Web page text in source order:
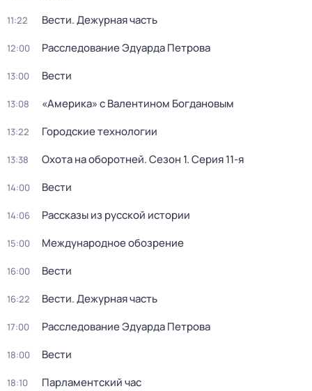
11:22 Вести. Дежурная часть
12:00 Расследование Эдуарда Петрова
13:00 Вести
13:08 «Америка» с Валентином Богдановым
13:22 Городские технологии
13:38 Охота на оборотней. Сезон 1. Серия 11-я
14:00 Вести
14:06 Рассказы из русской истории
15:00 Международное обозрение
16:00 Вести
16:22 Вести. Дежурная часть
17:00 Расследование Эдуарда Петрова
18:00 Вести
18:10 Парламентский час